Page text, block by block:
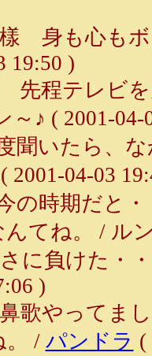
身も心もボ
19:50 )
程テレビを
～♪ ( 2001-04-
いたら、な
2001-04-03
時期だと・
てね。 / ル
に負けた・
)
歌やってま
。 / パンドラ (